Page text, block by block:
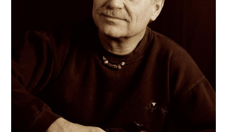
O DIVADLE
SOUBOR
DÁLE NABÍZÍME